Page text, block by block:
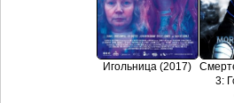
Игольница (2017)
3: